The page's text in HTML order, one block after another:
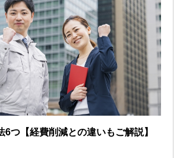
6つ【経費削減との違いもご解説】